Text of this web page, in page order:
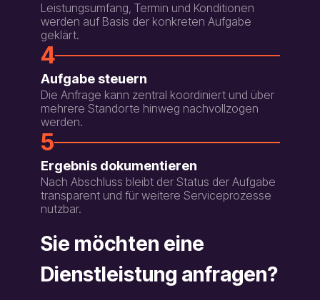
Leistungsumfang, Termin und Konditionen
werden auf Basis der konkreten Aufgabe
geklärt.
4
Aufgabe steuern
Die Anfrage kann zentral koordiniert und über
mehrere Standorte hinweg nachvollzogen
werden.
5
Ergebnis dokumentieren
Nach Abschluss bleibt der Status der Aufgabe
transparent und für weitere Serviceprozesse
nutzbar.
Sie möchten eine
Dienstleistung anfragen?